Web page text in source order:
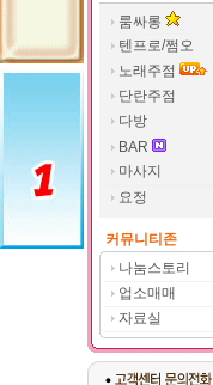
룸싸롱
텐프로/쩜오
노래주점
단란주점
다방
BAR
마사지
요정
커뮤니티존
나눔스토리
업소매매
자료실